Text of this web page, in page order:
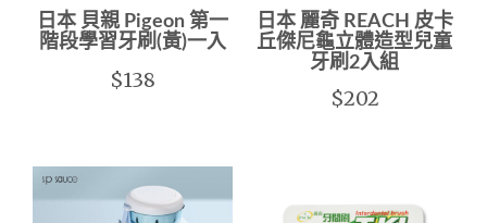
日本 貝親 Pigeon 第一
階段學習牙刷(黃)一入
$138
日本 麗奇 REACH 皮卡
丘傑尼龜立體造型兒童
牙刷2入組
$202